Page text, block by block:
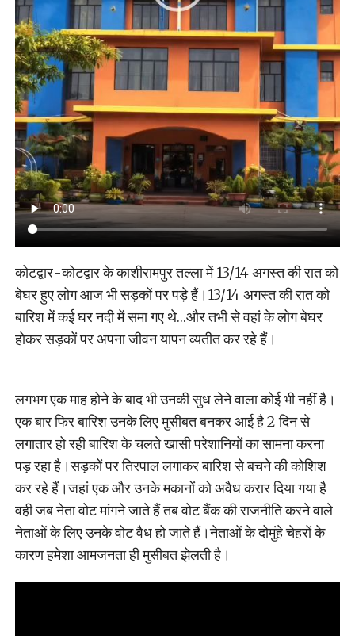
कोटद्वार-कोटद्वार के काशीरामपुर तल्ला में 13/14 अगस्त की रात को
बेघर हुए लोग आज भी सड़कों पर पड़े हैं।13/14 अगस्त की रात को
बारिश में कई घर नदी में समा गए थे…और तभी से वहां के लोग बेघर
होकर सड़कों पर अपना जीवन यापन व्यतीत कर रहे हैं।
लगभग एक माह होने के बाद भी उनकी सुध लेने वाला कोई भी नहीं है।
एक बार फिर बारिश उनके लिए मुसीबत बनकर आई है 2 दिन से
लगातार हो रही बारिश के चलते खासी परेशानियों का सामना करना
पड़ रहा है।सड़कों पर तिरपाल लगाकर बारिश से बचने की कोशिश
कर रहे हैं।जहां एक और उनके मकानों को अवैध करार दिया गया है
वही जब नेता वोट मांगने जाते हैं तब वोट बैंक की राजनीति करने वाले
नेताओं के लिए उनके वोट वैध हो जाते हैं।नेताओं के दोमुंहे चेहरों के
कारण हमेशा आमजनता ही मुसीबत झेलती है।